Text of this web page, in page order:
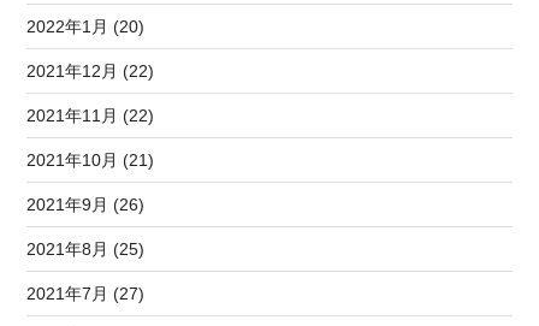
2022年1月 (20)
2021年12月 (22)
2021年11月 (22)
2021年10月 (21)
2021年9月 (26)
2021年8月 (25)
2021年7月 (27)